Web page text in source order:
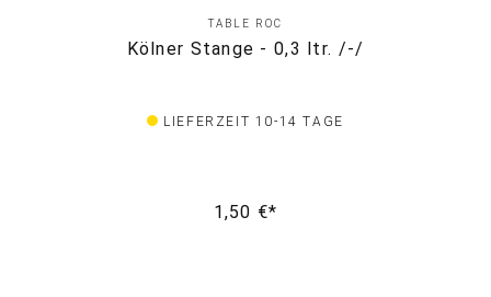
TABLE ROC
Kölner Stange - 0,3 ltr. /-/
LIEFERZEIT 10-14 TAGE
1,50 €*